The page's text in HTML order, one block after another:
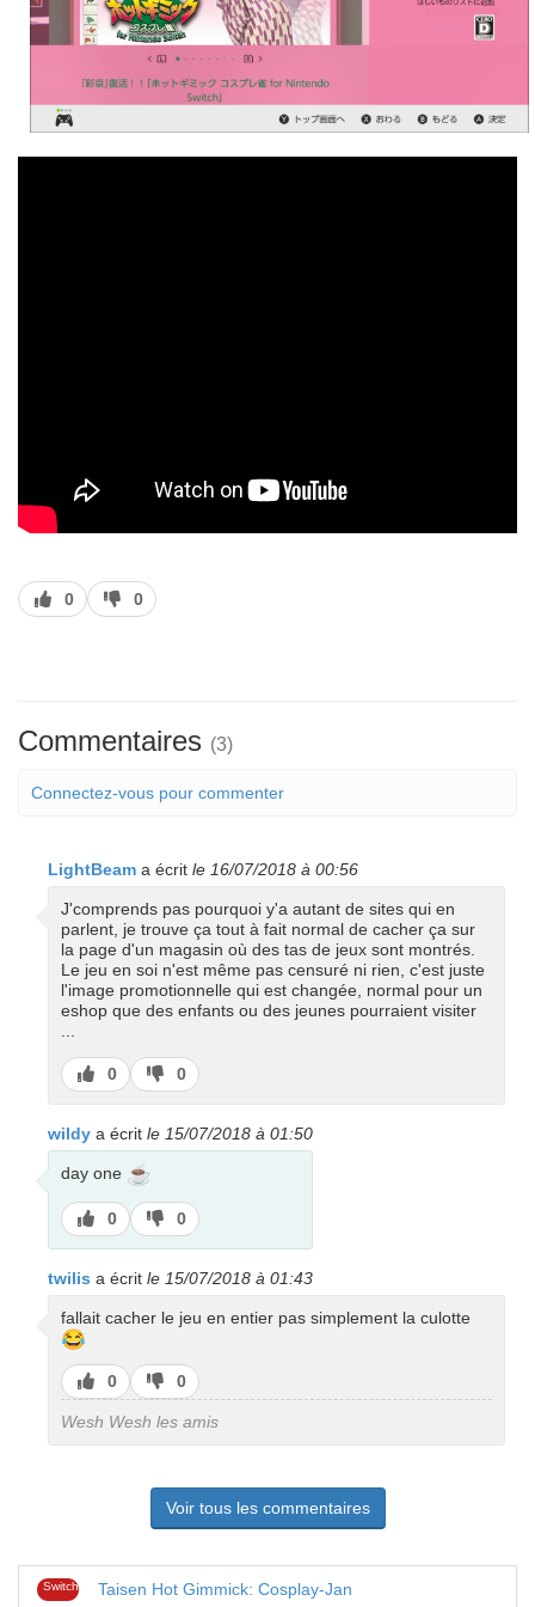
J’aime
0
J’aime
pas
0
Commentaires (3)
Connectez-vous pour commenter
LightBeam a écrit le 16/07/2018 à 00:56
J'comprends pas pourquoi y'a autant de sites qui en
parlent, je trouve ça tout à fait normal de cacher ça sur
la page d'un magasin où des tas de jeux sont montrés.
Le jeu en soi n'est même pas censuré ni rien, c'est juste
l'image promotionnelle qui est changée, normal pour un
eshop que des enfants ou des jeunes pourraient visiter
...
J’aime
0
J’aime
pas
0
wildy a écrit le 15/07/2018 à 01:50
day one ☕
J’aime
0
J’aime
pas
0
twilis a écrit le 15/07/2018 à 01:43
fallait cacher le jeu en entier pas simplement la culotte
😂
J’aime
0
J’aime
pas
0
Wesh Wesh les amis
Voir tous les commentaires
Switch Taisen Hot Gimmick: Cosplay-Jan